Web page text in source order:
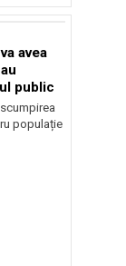
avea
public
populație